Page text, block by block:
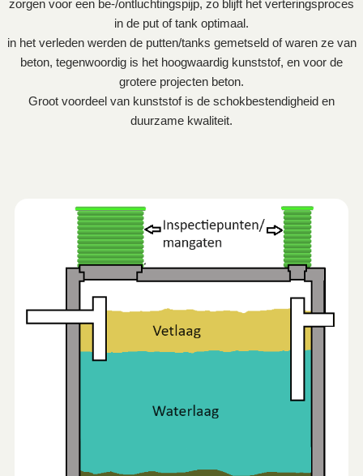
zorgen voor een be-/ontluchtingspijp, zo blijft het verteringsproces
in de put of tank optimaal.
in het verleden werden de putten/tanks gemetseld of waren ze van
beton, tegenwoordig is het hoogwaardig kunststof, en voor de
grotere projecten beton.
Groot voordeel van kunststof is de schokbestendigheid en
duurzame kwaliteit.